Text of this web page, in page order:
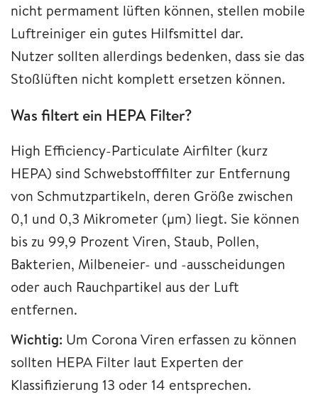
nicht permament lüften können, stellen mobile
Luftreiniger ein gutes Hilfsmittel dar.
Nutzer sollten allerdings bedenken, dass sie das
Stoßlüften nicht komplett ersetzen können.
Was filtert ein HEPA Filter?
High Efficiency-Particulate Airfilter (kurz
HEPA) sind Schwebstofffilter zur Entfernung
von Schmutzpartikeln, deren Größe zwischen
0,1 und 0,3 Mikrometer (µm) liegt. Sie können
bis zu 99,9 Prozent Viren, Staub, Pollen,
Bakterien, Milbeneier- und -ausscheidungen
oder auch Rauchpartikel aus der Luft
entfernen.
Wichtig: Um Corona Viren erfassen zu können
sollten HEPA Filter laut Experten der
Klassifizierung 13 oder 14 entsprechen.